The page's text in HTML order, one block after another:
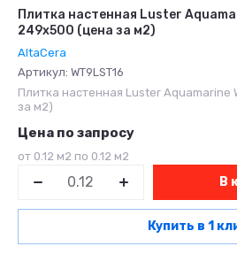
Плитка настенная Luster
249x500 (цена за м2)
AltaCera
Артикул: WT9LST16
Плитка настенная Luster Aquamarine
за м2)
Цена по запросу
от 0.12 м2 по 0.12 м2
В
Купить в 1